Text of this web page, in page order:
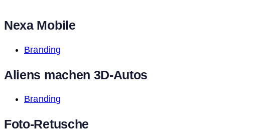
Nexa Mobile
Branding
Aliens machen 3D-Autos
Branding
Foto-Retusche